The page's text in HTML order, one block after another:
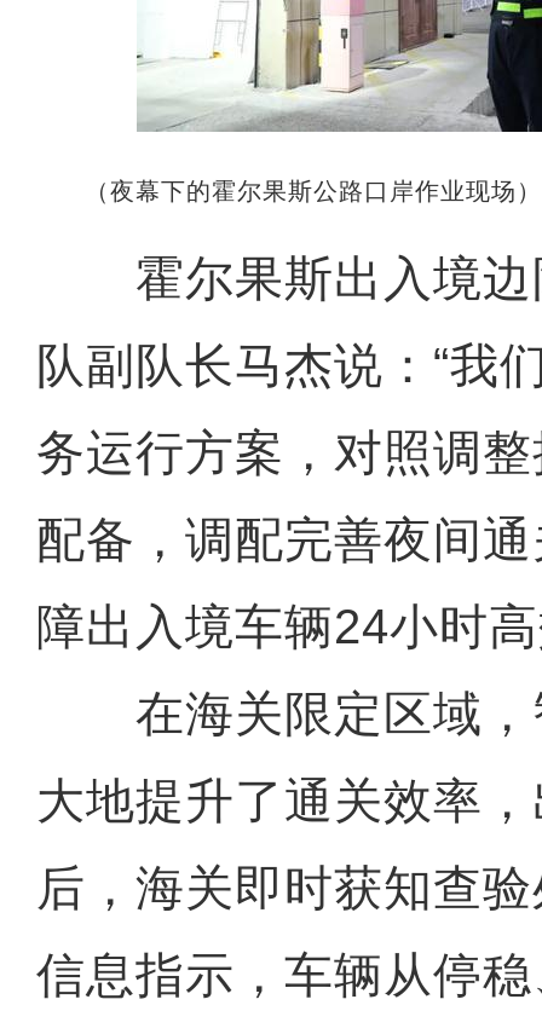
（夜幕下的霍尔果斯公路口岸作业现场）
霍尔果斯出入境边
队副队长马杰说：“我
务运行方案，对照调
配备，调配完善夜间
障出入境车辆24小时
在海关限定区域，
大地提升了通关效率
后，海关即时获知查
信息指示，车辆从停